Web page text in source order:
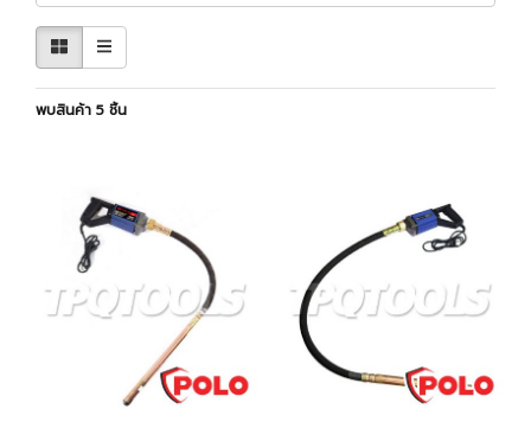
พบสินค้า 5 ชิ้น